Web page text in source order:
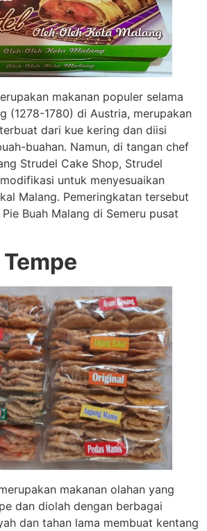
makanan populer selama
(1278-1780) di Austria, merupakan
dari kue kering dan diisi
buahan. Namun, di tangan chef
Strudel Cake Shop, Strudel
untuk menyesuaikan
Malang. Pemeringkatan tersebut
Buah Malang di Semeru pusat
makanan olahan yang
dan diolah dengan berbagai
dan tahan lama membuat kentang